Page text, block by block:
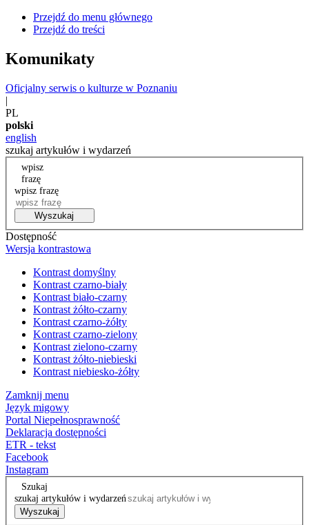
Przejdź do menu głównego
Przejdź do treści
Komunikaty
Oficjalny serwis o kulturze w Poznaniu
|
PL
polski
english
szukaj artykułów i wydarzeń
wpisz
frazę
wpisz frazę
Wyszukaj
Dostępność
Wersja kontrastowa
Kontrast domyślny
Kontrast czarno-biały
Kontrast biało-czarny
Kontrast żółto-czarny
Kontrast czarno-żółty
Kontrast czarno-zielony
Kontrast zielono-czarny
Kontrast żółto-niebieski
Kontrast niebiesko-żółty
Zamknij menu
Język migowy
Portal Niepełnosprawność
Deklaracja dostępności
ETR - tekst
Facebook
Instagram
Szukaj
szukaj artykułów i wydarzeń
Wyszukaj